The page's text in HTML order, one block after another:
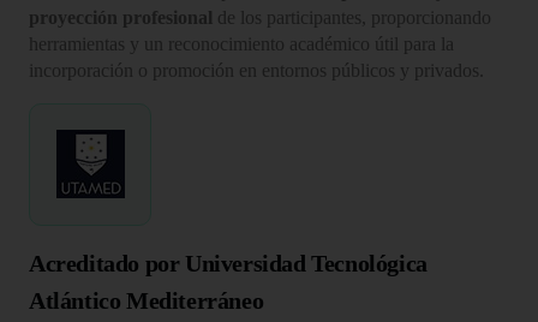
proyección profesional de los participantes, proporcionando
herramientas y un reconocimiento académico útil para la
incorporación o promoción en entornos públicos y privados.
Acreditado por Universidad Tecnológica
Atlántico Mediterráneo